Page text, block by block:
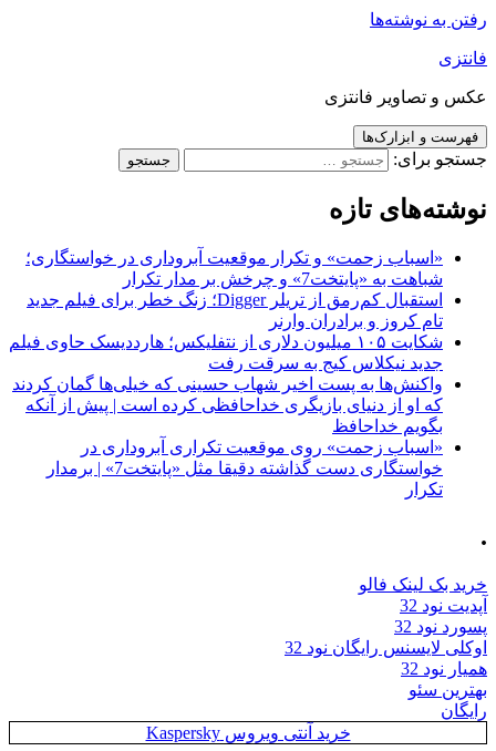
رفتن به نوشته‌ها
فانتزی
عکس و تصاویر فانتزی
فهرست و ابزارک‌ها
جستجو برای:
نوشته‌های تازه
«اسباب زحمت» و تکرار موقعیت آبروداری در خواستگاری؛
شباهت به «پایتخت7» و چرخش بر مدار تکرار
استقبال کم‌رمق از تریلر Digger؛ زنگ خطر برای فیلم جدید
تام کروز و برادران وارنر
شکایت ۱۰۵ میلیون دلاری از نتفلیکس؛ هارددیسک حاوی فیلم
جدید نیکلاس کیج به سرقت رفت
واکنش‌ها به پست اخیر شهاب حسینی که خیلی‌ها گمان کردند
که او از دنیای بازیگری خداحافظی کرده است | پیش از آنکه
بگویم خداحافظ
«اسباب زحمت» روی موقعیت تکراری آبروداری در
خواستگاری دست گذاشته دقیقا مثل «پایتخت7» | برمدار
تکرار
.
خرید بک لینک فالو
آپدیت نود 32
پسورد نود 32
اوکلی لایسنس رایگان نود 32
همیار نود 32
بهترین سئو
رایگان
خرید آنتی ویروس Kaspersky